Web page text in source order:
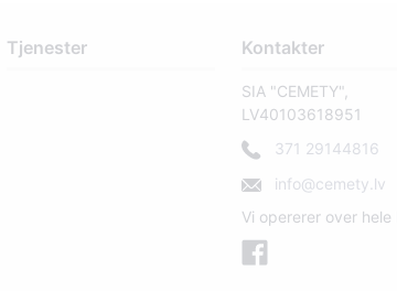
Tjenester Kontakter
SIA "CEMETY",
LV40103618951
371 29144816
info@cemety.lv
Vi opererer over hele